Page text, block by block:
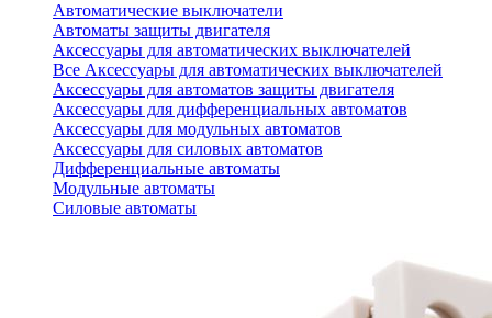
Автоматические выключатели
Автоматы защиты двигателя
Аксессуары для автоматических выключателей
Все Аксессуары для автоматических выключателей
Аксессуары для автоматов защиты двигателя
Аксессуары для дифференциальных автоматов
Аксессуары для модульных автоматов
Аксессуары для силовых автоматов
Дифференциальные автоматы
Модульные автоматы
Силовые автоматы